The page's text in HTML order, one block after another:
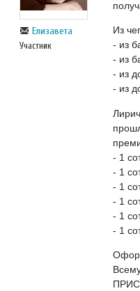
Елизавета
Участник
Из
- из
- из
- из
- из
- 1
- 1
- 1
- 1
- 1
- 1